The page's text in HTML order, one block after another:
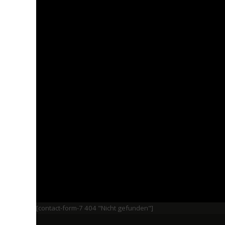
[contact-form-7 404 "Nicht gefunden"]